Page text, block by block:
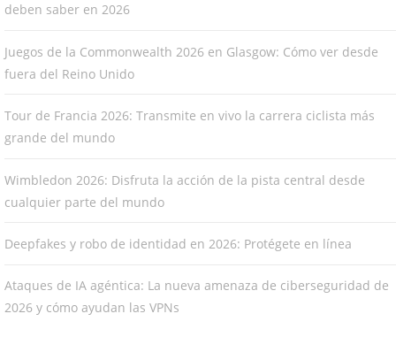
deben saber en 2026
Juegos de la Commonwealth 2026 en Glasgow: Cómo ver desde
fuera del Reino Unido
Tour de Francia 2026: Transmite en vivo la carrera ciclista más
grande del mundo
Wimbledon 2026: Disfruta la acción de la pista central desde
cualquier parte del mundo
Deepfakes y robo de identidad en 2026: Protégete en línea
Ataques de IA agéntica: La nueva amenaza de ciberseguridad de
2026 y cómo ayudan las VPNs